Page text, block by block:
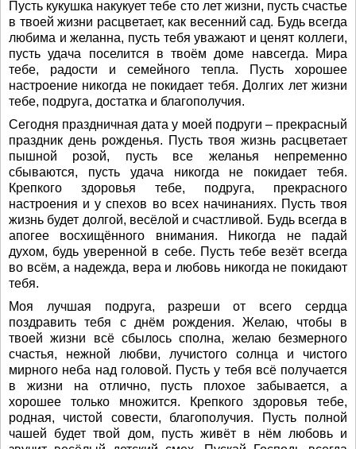
Пусть кукушка накукует тебе сто лет жизни, пусть счастье
в твоей жизни расцветает, как весенний сад. Будь всегда
любима и желанна, пусть тебя уважают и ценят коллеги,
пусть удача поселится в твоём доме навсегда. Мира
тебе, радости и семейного тепла. Пусть хорошее
настроение никогда не покидает тебя. Долгих лет жизни
тебе, подруга, достатка и благополучия.
Сегодня праздничная дата у моей подруги – прекрасный
праздник день рожденья. Пусть твоя жизнь расцветает
пышной розой, пусть все желанья непременно
сбываются, пусть удача никогда не покидает тебя.
Крепкого здоровья тебе, подруга, прекрасного
настроения и у спехов во всех начинаниях. Пусть твоя
жизнь будет долгой, весёлой и счастливой. Будь всегда в
апогее восхищённого внимания. Никогда не падай
духом, будь уверенной в себе. Пусть тебе везёт всегда
во всём, а надежда, вера и любовь никогда не покидают
тебя.
Моя лучшая подруга, разреши от всего сердца
поздравить тебя с днём рождения. Желаю, чтобы в
твоей жизни всё сбылось сполна, желаю безмерного
счастья, нежной любви, лучистого солнца и чистого
мирного неба над головой. Пусть у тебя всё получается
в жизни на отлично, пусть плохое забывается, а
хорошее только множится. Крепкого здоровья тебе,
родная, чистой совести, благополучия. Пусть полной
чашей будет твой дом, пусть живёт в нём любовь и